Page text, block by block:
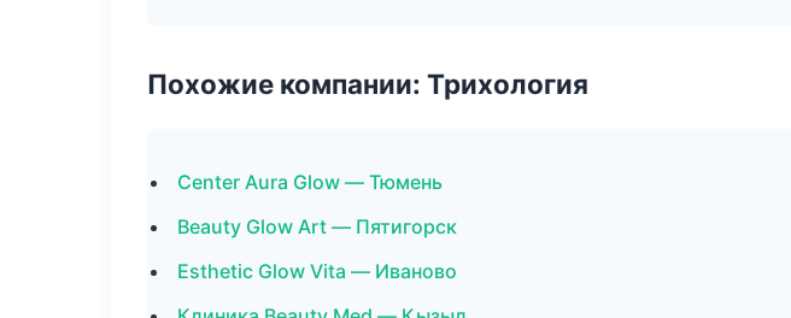
Похожие компании: Трихология
Center Aura Glow — Тюмень
Beauty Glow Art — Пятигорск
Esthetic Glow Vita — Иваново